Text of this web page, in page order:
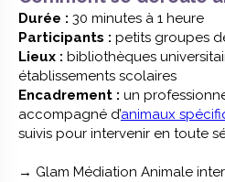
Durée : 30 minutes à 1 heure
Participants : petits groupes
Lieux : bibliothèques
établissements scolaires
Encadrement : un
accompagné d’animaux
suivis pour intervenir en toute
→ Glam Médiation Animale